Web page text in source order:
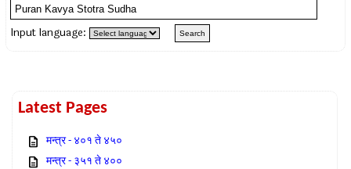
Input language:
Latest Pages
मन्त्र - ४०१ ते ४५०
मन्त्र - ३५१ ते ४००